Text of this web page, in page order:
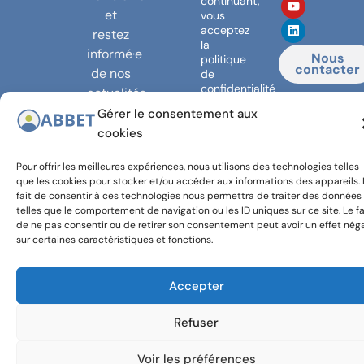
Gérer le consentement aux
cookies
Pour offrir les meilleures expériences, nous utilisons des technologies telles
que les cookies pour stocker et/ou accéder aux informations des appareils.
fait de consentir à ces technologies nous permettra de traiter des données
telles que le comportement de navigation ou les ID uniques sur ce site. Le
de ne pas consentir ou de retirer son consentement peut avoir un effet
sur certaines caractéristiques et fonctions.
Accepter
Refuser
Voir les préférences
et
restez
informé·e
de nos
actualités
!
vous
acceptez
la
politique
de
confidentialité
Nous
contacter
© 2024,
Banlieues
asbl
Avec le
soutien
de la
COCOF et
de la
COCOM